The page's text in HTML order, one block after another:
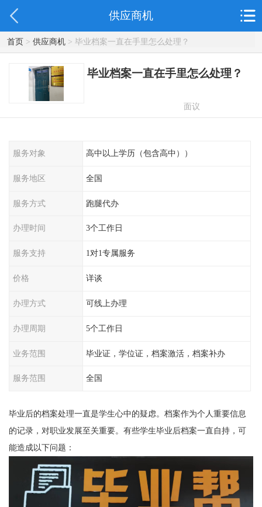
供应商机
首页> 供应商机> 毕业档案一直在手里怎么处理？
毕业档案一直在手里怎么处理？
面议
服务对象 高中以上学历（包含高中））
服务地区 全国
服务方式 跑腿代办
办理时间 3个工作日
服务支持 1对1专属服务
价格 详谈
办理方式 可线上办理
办理周期 5个工作日
业务范围 毕业证，学位证，档案激活，档案补办
服务范围 全国
毕业后的档案处理一直是学生心中的疑虑。档案作为个人重要信息
的记录，对职业发展至关重要。有些学生毕业后档案一直自持，可
能造成以下问题：